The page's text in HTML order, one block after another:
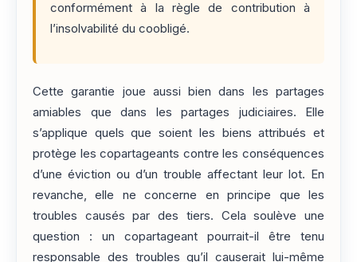
conformément à la règle de contribution à
l’insolvabilité du coobligé.
Cette garantie joue aussi bien dans les partages
amiables que dans les partages judiciaires. Elle
s’applique quels que soient les biens attribués et
protège les copartageants contre les conséquences
d’une éviction ou d’un trouble affectant leur lot. En
revanche, elle ne concerne en principe que les
troubles causés par des tiers. Cela soulève une
question : un copartageant pourrait-il être tenu
responsable des troubles qu’il causerait lui-même